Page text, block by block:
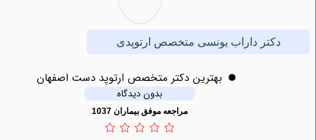
داراب یونسی متخصص ارتوپدی
بهترين دکتر متخصص ارتوپد دست اصفهان
بدون دیدگاه
مراجعه موفق بیماران 1037